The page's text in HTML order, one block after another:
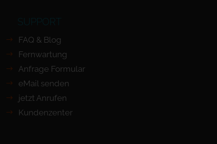
SUPPORT
FAQ & Blog
Fernwartung
Anfrage Formular
eMail senden
jetzt Anrufen
Kundenzenter